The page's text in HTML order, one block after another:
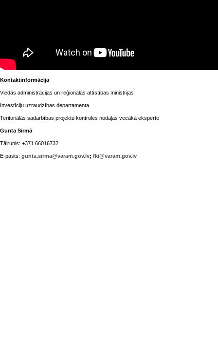
Kontaktinformācija
Viedās administrācijas un reģionālās attīstības ministrijas
Investīciju uzraudzības departamenta
Teritoriālās sadarbības projektu kontroles nodaļas vecākā eksperte
Gunta Sirmā
Tālrunis: +371 66016732
E-pasts: gunta.sirma@varam.gov.lv; fki@varam.gov.lv